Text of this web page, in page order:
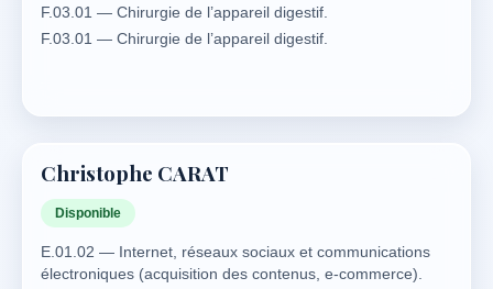
C.12.03 — Courants forts – courants faibles.
C.12.04 — Domotique du bâtiment.
E — Industrie
F.03.01 — Chirurgie de l’appareil digestif.
F.03.01 — Chirurgie de l’appareil digestif.
Christophe CARAT
Disponible
E.01.02 — Internet, réseaux sociaux et communications
électroniques (acquisition des contenus, e-commerce).